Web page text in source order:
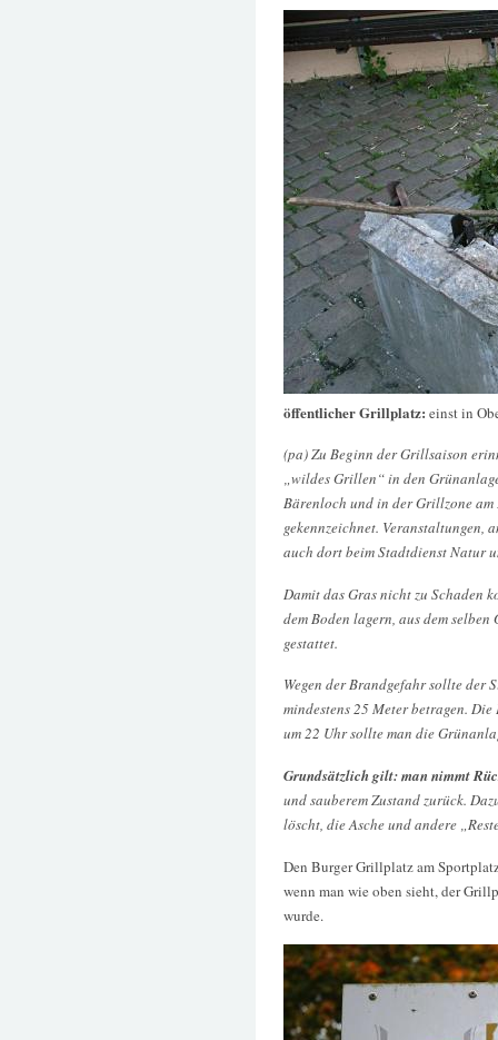
öffentlicher Grillplatz: einst in
(pa) Zu Beginn der Grillsaison
„wildes Grillen“ in den
Bärenloch und in der Grillzone am
gekennzeichnet. Veranstaltungen,
auch dort beim Stadtdienst Natur
Damit das Gras nicht zu Schaden
dem Boden lagern, aus dem
gestattet.
Wegen der Brandgefahr sollte der
mindestens 25 Meter betragen.
um 22 Uhr sollte man die
Grundsätzlich gilt: man nimmt
und sauberem Zustand zurück.
löscht, die Asche und andere
Den Burger Grillplatz am
wenn man wie oben sieht, der
wurde.